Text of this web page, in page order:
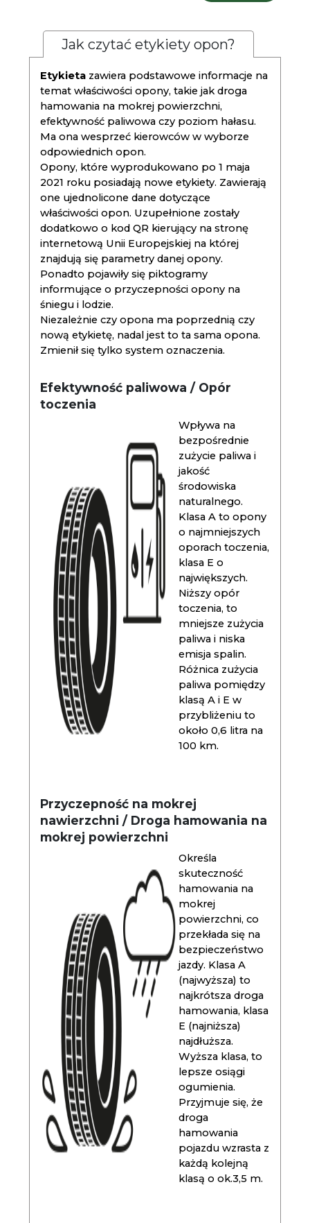
Jak czytać etykiety opon?
Etykieta zawiera podstawowe informacje na
temat właściwości opony, takie jak droga
hamowania na mokrej powierzchni,
efektywność paliwowa czy poziom hałasu.
Ma ona wesprzeć kierowców w wyborze
odpowiednich opon.
Opony, które wyprodukowano po 1 maja
2021 roku posiadają nowe etykiety. Zawierają
one ujednolicone dane dotyczące
właściwości opon. Uzupełnione zostały
dodatkowo o kod QR kierujący na stronę
internetową Unii Europejskiej na której
znajdują się parametry danej opony.
Ponadto pojawiły się piktogramy
informujące o przyczepności opony na
śniegu i lodzie.
Niezależnie czy opona ma poprzednią czy
nową etykietę, nadal jest to ta sama opona.
Zmienił się tylko system oznaczenia.
Efektywność paliwowa / Opór
toczenia
Wpływa na
bezpośrednie
zużycie paliwa i
jakość
środowiska
naturalnego.
Klasa A to opony
o najmniejszych
oporach toczenia,
klasa E o
największych.
Niższy opór
toczenia, to
mniejsze zużycia
paliwa i niska
emisja spalin.
Różnica zużycia
paliwa pomiędzy
klasą A i E w
przybliżeniu to
około 0,6 litra na
100 km.
Przyczepność na mokrej
nawierzchni / Droga hamowania na
mokrej powierzchni
Określa
skuteczność
hamowania na
mokrej
powierzchni, co
przekłada się na
bezpieczeństwo
jazdy. Klasa A
(najwyższa) to
najkrótsza droga
hamowania, klasa
E (najniższa)
najdłuższa.
Wyższa klasa, to
lepsze osiągi
ogumienia.
Przyjmuje się, że
droga
hamowania
pojazdu wzrasta z
każdą kolejną
klasą o ok.3,5 m.